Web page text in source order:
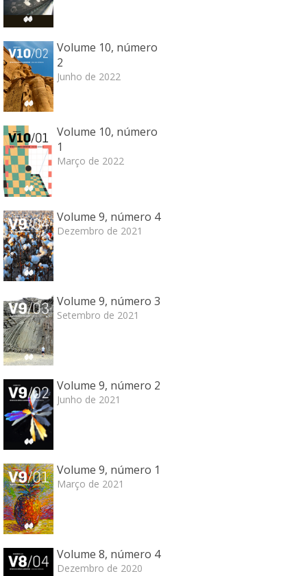
Volume 10, número
2
Junho de 2022
Volume 10, número
1
Março de 2022
Volume 9, número 4
Dezembro de 2021
Volume 9, número 3
Setembro de 2021
Volume 9, número 2
Junho de 2021
Volume 9, número 1
Março de 2021
Volume 8, número 4
Dezembro de 2020